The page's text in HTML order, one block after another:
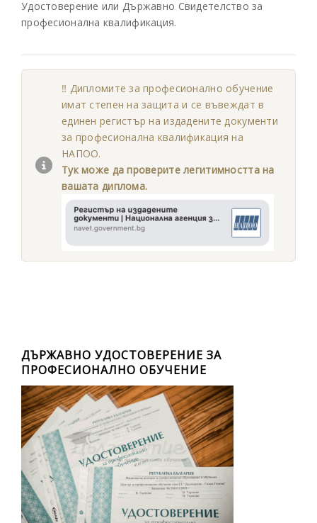
Удостоверение или Държавно Свидетелство за
професионална квалификация.
‼️ Дипломите за професионално обучение
имат степен на защита и се въвеждат в
единен регистър на издадените документи
за професионална квалификация на
НАПОО.
Тук може да проверите легитимността на
вашата диплома.
ДЪРЖАВНО УДОСТОВЕРЕНИЕ ЗА
ПРОФЕСИОНАЛНО ОБУЧЕНИЕ